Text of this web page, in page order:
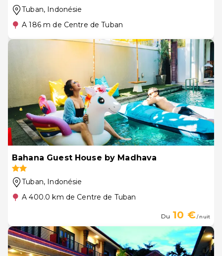
Tuban, Indonésie
A 186 m de Centre de Tuban
Bahana Guest House by Madhava
Tuban, Indonésie
A 400.0 km de Centre de Tuban
Du 10 €/ nuit